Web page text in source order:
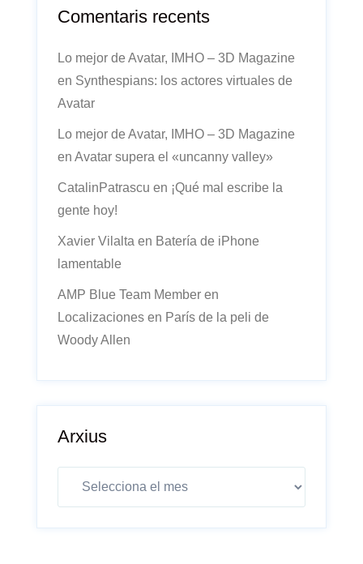
Comentaris recents
Lo mejor de Avatar, IMHO – 3D Magazine
en Synthespians: los actores virtuales de
Avatar
Lo mejor de Avatar, IMHO – 3D Magazine
en Avatar supera el «uncanny valley»
CatalinPatrascu en ¡Qué mal escribe la
gente hoy!
Xavier Vilalta en Batería de iPhone
lamentable
AMP Blue Team Member en
Localizaciones en París de la peli de
Woody Allen
Arxius